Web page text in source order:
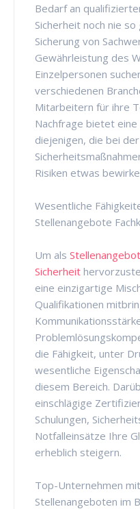
Bedarf an
Sicherheit noch nie
Sicherung von
Gewährleistung des
Einzelpersonen
verschiedenen
Mitarbeitern für ihre
Nachfrage bietet
diejenigen, die bei
Risiken etwas
Wesentliche
Stellenangebote
Um als
Sicherheit
eine einzigartige
Qualifikationen
die Fähigkeit, unter
wesentliche
diesem Bereich.
einschlägige
Schulungen,
Notfalleinsätze Ihre
erheblich steigern.
Top-Unternehmen
Stellenangeboten im